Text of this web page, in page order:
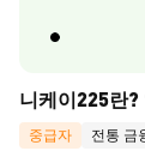
니케이225란
중급자
전통 금